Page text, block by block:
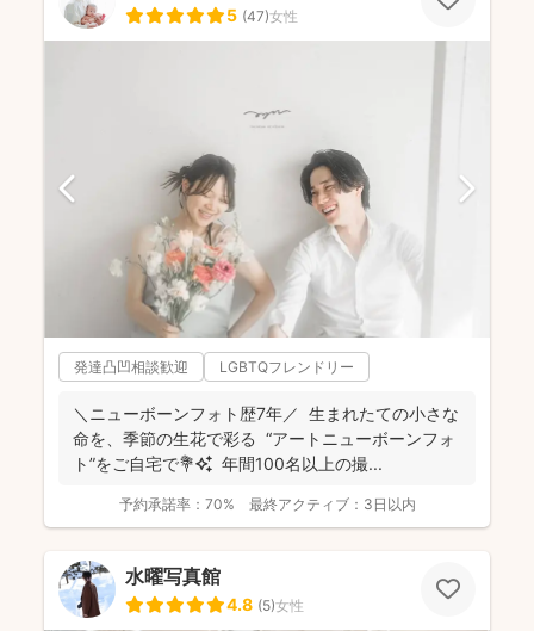
5 (47)女性
発達凸凹相談歓迎 LGBTQフレンドリー
＼ニューボーンフォト歴7年／ 生まれたての小さな
命を、季節の生花で彩る “アートニューボーンフォ
ト”をご自宅で💐✨ 年間100名以上の撮...
予約承諾率： 70% 最終アクティブ： 3日以内
水曜写真館
4.8 (5)女性